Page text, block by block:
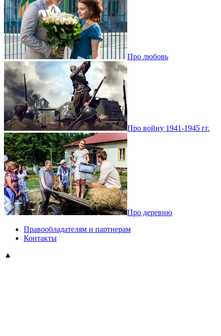
Про любовь
Про войну 1941-1945 гг.
Про деревню
Правообладателям и партнерам
Контакты
▲